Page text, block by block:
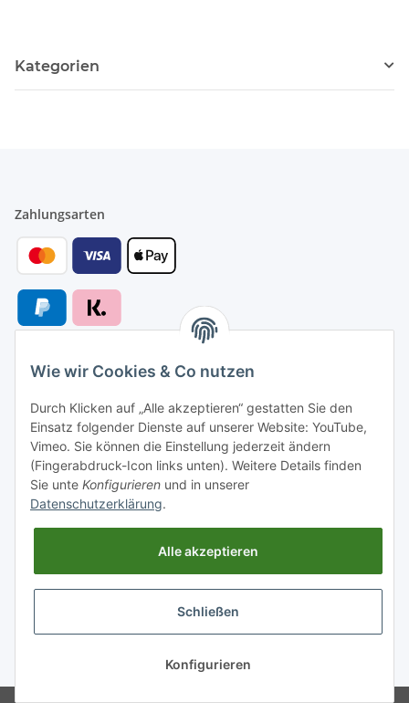
Kategorien
Zahlungsarten
Versandarten
Versand nach
Gesetzliche Informationen
* Alle Preise inkl. gesetzlicher USt., zzgl.Versand
Wie wir Cookies & Co nutzen
Durch Klicken auf „Alle akzeptieren“ gestatten Sie den
Einsatz folgender Dienste auf unserer Website: YouTube,
Vimeo. Sie können die Einstellung jederzeit ändern
(Fingerabdruck-Icon links unten). Weitere Details finden
Sie unte Konfigurieren und in unserer
Datenschutzerklärung.
Alle akzeptieren
Schließen
Konfigurieren